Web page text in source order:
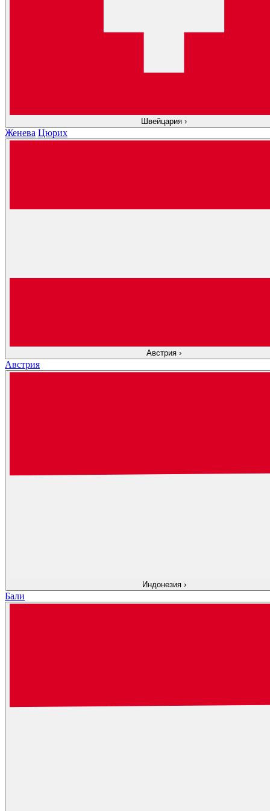
Швейцария ›
Женева Цюрих
Австрия ›
Австрия
Индонезия ›
Бали